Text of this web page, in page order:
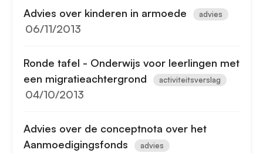
Advies over kinderen in armoede advies
06/11/2013
Ronde tafel - Onderwijs voor leerlingen met
een migratieachtergrond
activiteitsverslag
04/10/2013
Advies over de conceptnota over het
Aanmoedigingsfonds
advies